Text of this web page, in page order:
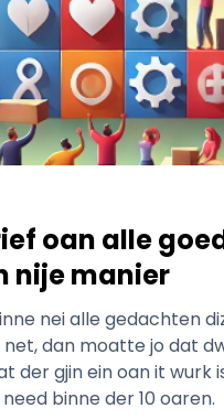
oan alle
nije manier
nei alle gedachten
net, dan moatte jo dat
der gjin ein oan it wurk
binne der 10 oaren.